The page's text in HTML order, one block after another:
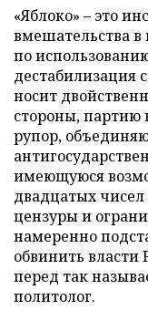
«Яблоко» – это
вмешательства
по
дестабилизация
носит
стороны, партию
рупор,
имеющуюся
двадцатых чисел
цензуры и
намеренно
обвинить власти
перед так
политолог.